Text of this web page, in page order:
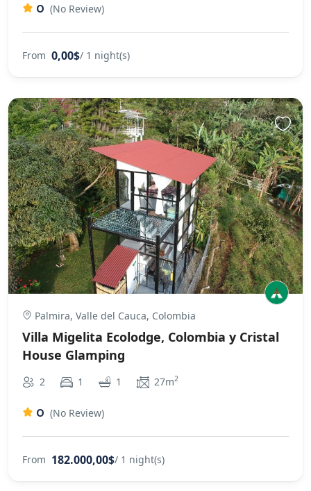
0 (No Review)
From 0,00$/ 1 night(s)
Palmira, Valle del Cauca, Colombia
Villa Migelita Ecolodge, Colombia y Cristal
House Glamping
2 1 1 27m2
0 (No Review)
From 182.000,00$/ 1 night(s)